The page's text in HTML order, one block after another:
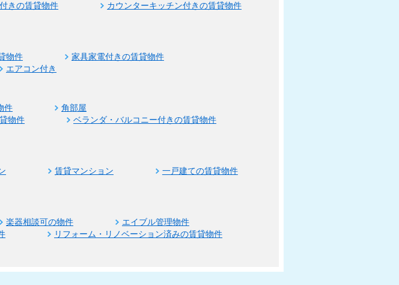
きの賃貸物件
カウンターキッチン付きの賃貸物件
物件
家具家電付きの賃貸物件
エアコン付き
件
角部屋
物件
ベランダ・バルコニー付きの賃貸物件
賃貸マンション
一戸建ての賃貸物件
楽器相談可の物件
エイブル管理物件
リフォーム・リノベーション済みの賃貸物件